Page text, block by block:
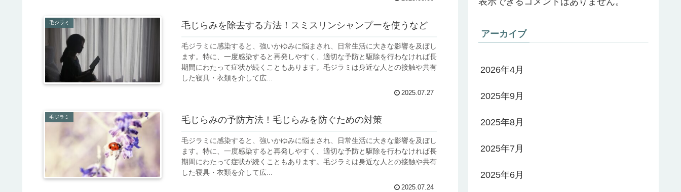
毛ジラミ 毛じらみを除去する方法！スミスリンシャンプーを使うなど
毛ジラミに感染すると、強いかゆみに悩まされ、日常生活に大きな影響を及ぼし
ます。特に、一度感染すると再発しやすく、適切な予防と駆除を行わなければ長
期間にわたって症状が続くこともあります。毛ジラミは身近な人との接触や共有
した寝具・衣類を介して広...
2025.07.27
毛ジラミ 毛じらみの予防方法！毛じらみを防ぐための対策
毛ジラミに感染すると、強いかゆみに悩まされ、日常生活に大きな影響を及ぼし
ます。特に、一度感染すると再発しやすく、適切な予防と駆除を行わなければ長
期間にわたって症状が続くこともあります。毛ジラミは身近な人との接触や共有
した寝具・衣類を介して広...
2025.07.24
アーカイブ
2026年4月
2025年9月
2025年8月
2025年7月
2025年6月